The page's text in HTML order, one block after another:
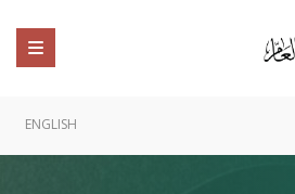
ENGLISH